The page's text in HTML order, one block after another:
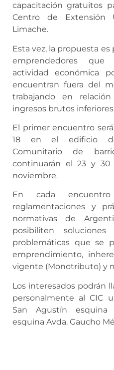
capacitación gratuitos
Centro de Extensión
Limache.
Esta vez, la propuesta
emprendedores
actividad económica
encuentran fuera del
trabajando en
ingresos brutos
El primer encuentro
18 en el edificio
Comunitario de
continuarán el 23 y
noviembre.
En cada
reglamentaciones y
normativas de
posibiliten
problemáticas que se
emprendimiento,
vigente (Monotributo) y
Los interesados podrán
personalmente al CIC
San Agustín
esquina Avda. Gaucho